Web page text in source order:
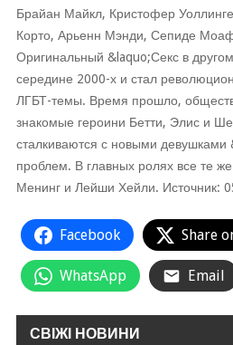
Брайан Майкл, Кристофер
Корто, Арьенн Мэнди, Сепиде
Оригинальный &laquo;Секс в
середине 2000-х и стал
ЛГБТ-темы. Время прошло,
знакомые героини Бетти, Элис и
сталкиваются с новыми девушками
проблем. В главных ролях все те
Менинг и Лейши Хейли. Источник:
Facebook Share
WhatsApp Email
СВІЖІ НОВИНИ